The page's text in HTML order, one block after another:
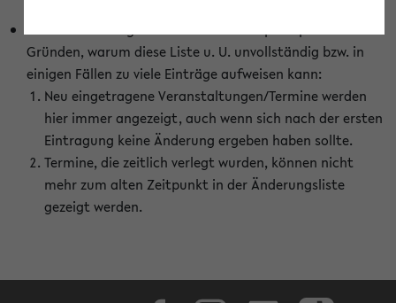
Gründen, warum diese Liste u. U. unvollständig bzw. in
einigen Fällen zu viele Einträge aufweisen kann:
Neu eingetragene Veranstaltungen/Termine werden
hier immer angezeigt, auch wenn sich nach der ersten
Eintragung keine Änderung ergeben haben sollte.
Termine, die zeitlich verlegt wurden, können nicht
mehr zum alten Zeitpunkt in der Änderungsliste
gezeigt werden.